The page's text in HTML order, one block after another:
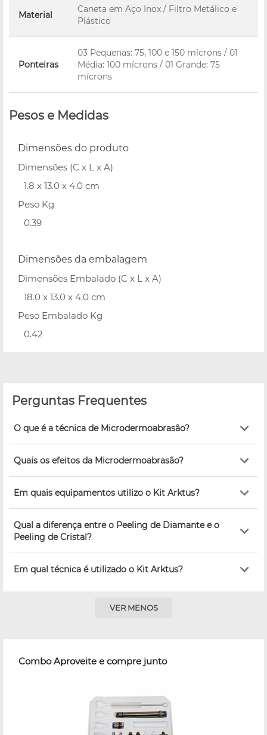
Material
Caneta em Aço Inox / Filtro Metálico e
Plástico
Ponteiras
03 Pequenas: 75, 100 e 150 mícrons / 01
Média: 100 mícrons / 01 Grande: 75
mícrons
Pesos e Medidas
Dimensões do produto
Dimensões (C x L x A)
1.8 x 13.0 x 4.0 cm
Peso Kg
0.39
Dimensões da embalagem
Dimensões Embalado (C x L x A)
18.0 x 13.0 x 4.0 cm
Peso Embalado Kg
0.42
Perguntas Frequentes
O que é a técnica de Microdermoabrasão?
Quais os efeitos da Microdermoabrasão?
Em quais equipamentos utilizo o Kit Arktus?
Qual a diferença entre o Peeling de Diamante e o
Peeling de Cristal?
Em qual técnica é utilizado o Kit Arktus?
VER MENOS
Combo Aproveite e compre junto